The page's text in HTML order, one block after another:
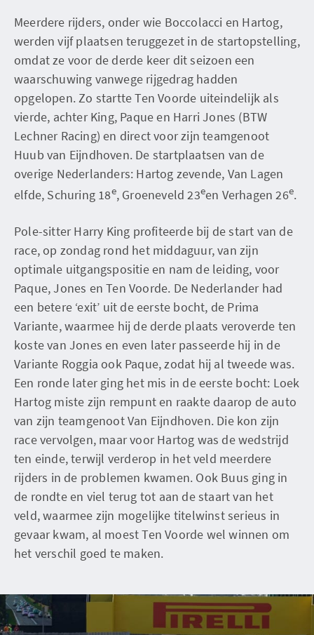
Meerdere rijders, onder wie Boccolacci en Hartog,
werden vijf plaatsen teruggezet in de startopstelling,
omdat ze voor de derde keer dit seizoen een
waarschuwing vanwege rijgedrag hadden
opgelopen. Zo startte Ten Voorde uiteindelijk als
vierde, achter King, Paque en Harri Jones (BTW
Lechner Racing) en direct voor zijn teamgenoot
Huub van Eijndhoven. De startplaatsen van de
overige Nederlanders: Hartog zevende, Van Lagen
elfde, Schuring 18e, Groeneveld 23een Verhagen 26e.
Pole-sitter Harry King profiteerde bij de start van de
race, op zondag rond het middaguur, van zijn
optimale uitgangspositie en nam de leiding, voor
Paque, Jones en Ten Voorde. De Nederlander had
een betere ‘exit’ uit de eerste bocht, de Prima
Variante, waarmee hij de derde plaats veroverde ten
koste van Jones en even later passeerde hij in de
Variante Roggia ook Paque, zodat hij al tweede was.
Een ronde later ging het mis in de eerste bocht: Loek
Hartog miste zijn rempunt en raakte daarop de auto
van zijn teamgenoot Van Eijndhoven. Die kon zijn
race vervolgen, maar voor Hartog was de wedstrijd
ten einde, terwijl verderop in het veld meerdere
rijders in de problemen kwamen. Ook Buus ging in
de rondte en viel terug tot aan de staart van het
veld, waarmee zijn mogelijke titelwinst serieus in
gevaar kwam, al moest Ten Voorde wel winnen om
het verschil goed te maken.